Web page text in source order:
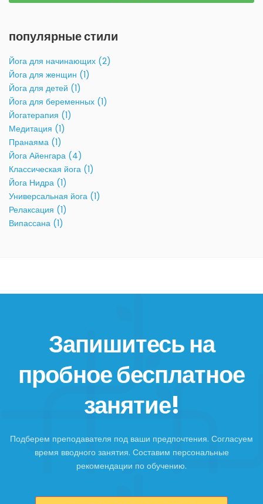
популярные стили
Йога для начинающих (2)
Йога для женщин (1)
Йога для детей (1)
Йога для беременных (1)
Йогатерапия (1)
Медитация (1)
Пранаяма (1)
Йога Айенгара (4)
Классическая йога (1)
Йога Нидра (1)
Универсальная йога (1)
Релаксация (1)
Випассана (1)
Запишитесь на
пробное бесплатное
занятие!
Подберем преподавателя под ваши предпочтения. Согласуем
время вводного занятия. Составим персональные
рекомендации по обучению.